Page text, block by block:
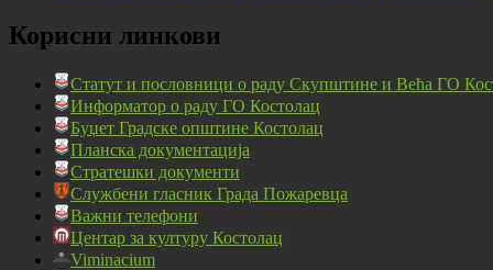
Корисни линкови
Статут и пословници о раду Скупштине и Већа ГО
Информатор о раду ГО Костолац
Буџет Градске општине Костолац
Планска документација
Стратешки документи
Службени гласник Града Пожаревца
Важни телефони
Центар за културу Костолац
Viminacium